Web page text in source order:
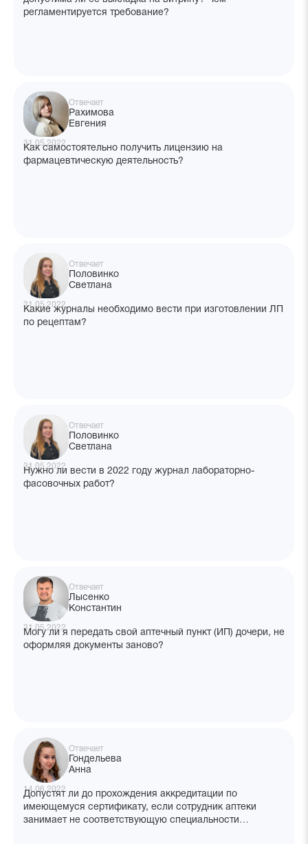
регламентируется требование?
Отвечает
Рахимова
Евгения
31.05.2022
Как самостоятельно получить лицензию на
фармацевтическую деятельность?
Отвечает
Половинко
Светлана
31.05.2022
Какие журналы необходимо вести при изготовлении ЛП
по рецептам?
Отвечает
Половинко
Светлана
31.05.2022
Нужно ли вести в 2022 году журнал лабораторно-
фасовочных работ?
Отвечает
Лысенко
Константин
31.05.2022
Могу ли я передать свой аптечный пункт (ИП) дочери, не
оформляя документы заново?
Отвечает
Гондельева
Анна
14.06.2022
Допустят ли до прохождения аккредитации по
имеющемуся сертификату, если сотрудник аптеки
занимает не соответствующую специальности